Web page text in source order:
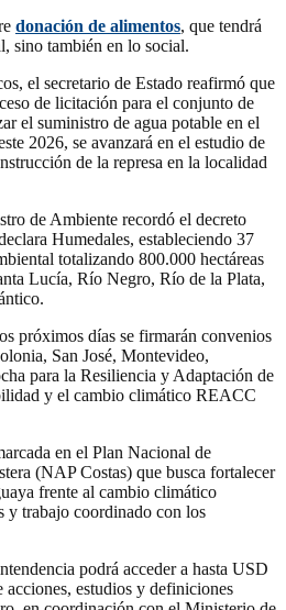
donación de alimentos, que tendrá
sino también en lo social.
el secretario de Estado reafirmó que
de licitación para el conjunto de
el suministro de agua potable en el
2026, se avanzará en el estudio de
de la represa en la localidad
de Ambiente recordó el decreto
Humedales, estableciendo 37
totalizando 800.000 hectáreas
Lucía, Río Negro, Río de la Plata,
próximos días se firmarán convenios
San José, Montevideo,
para la Resiliencia y Adaptación de
y el cambio climático REACC
en el Plan Nacional de
(NAP Costas) que busca fortalecer
frente al cambio climático
y trabajo coordinado con los
podrá acceder a hasta USD
estudios y definiciones